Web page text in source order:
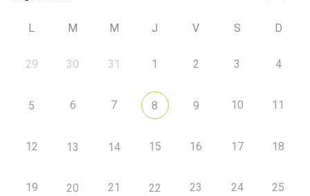
L M M J V S D
29 30 31 1 2 3 4
5 6 7 8 9 10 11
12 13 14 15 16 17 18
19 20 21 22 23 24 25